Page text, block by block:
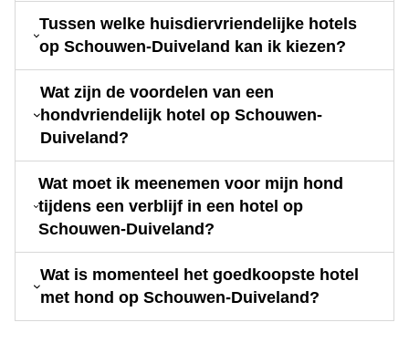
Tussen welke huisdiervriendelijke hotels
op Schouwen-Duiveland kan ik kiezen?
Wat zijn de voordelen van een
hondvriendelijk hotel op Schouwen-
Duiveland?
Wat moet ik meenemen voor mijn hond
tijdens een verblijf in een hotel op
Schouwen-Duiveland?
Wat is momenteel het goedkoopste hotel
met hond op Schouwen-Duiveland?